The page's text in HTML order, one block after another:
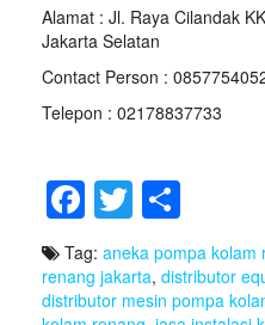
Alamat : Jl. Raya Cilandak
Jakarta Selatan
Contact Person :
Telepon : 02178837733
F
a
c
T
wi
tt
h
ar
Tag: aneka pompa kolam
renang jakarta, distributor
distributor mesin pompa